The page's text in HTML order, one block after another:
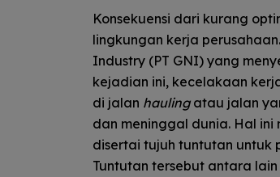
Konsekuensi dari kurang
lingkungan kerja
Industry (PT GNI) yang
kejadian ini, kecelakaan
di jalan haulingatau jalan
dan meninggal dunia. Hal ini
disertai tujuh tuntutan untuk
Tuntutan tersebut antara